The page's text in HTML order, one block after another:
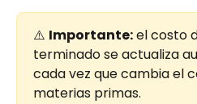
⚠️ Importante: el costo
terminado se actualiza
cada vez que cambia el
materias primas.